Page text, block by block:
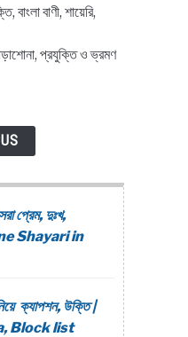
বাণী, শায়েরি,
প্রযুক্তি ও ভ্রমণ
প্রেম, দুঃখ,
Line Shayari in
ক্যাপশন, উক্তি |
Block list